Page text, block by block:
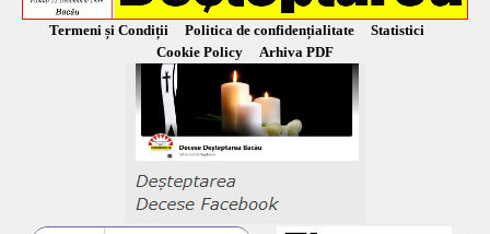
Termeni și Condiții Politica de confidențialitate
Statistici
Cookie Policy
Arhiva PDF